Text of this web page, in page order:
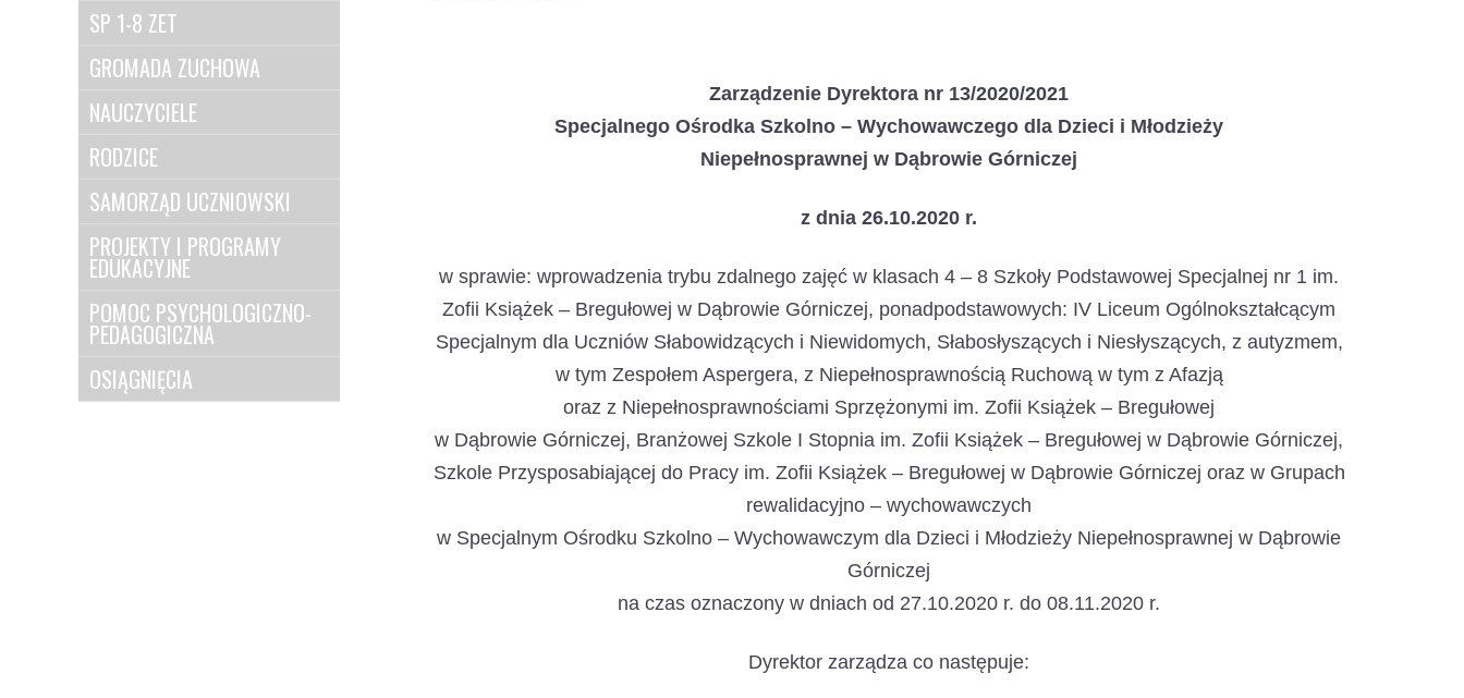
SP 1-8 ZET
GROMADA ZUCHOWA
NAUCZYCIELE
RODZICE
SAMORZĄD UCZNIOWSKI
PROJEKTY I PROGRAMY
EDUKACYJNE
POMOC PSYCHOLOGICZNO-
PEDAGOGICZNA
OSIĄGNIĘCIA
Zarządzenie Dyrektora nr 13/2020/2021
Specjalnego Ośrodka Szkolno – Wychowawczego dla Dzieci i Młodzieży
Niepełnosprawnej w Dąbrowie Górniczej
z dnia 26.10.2020 r.
w sprawie: wprowadzenia trybu zdalnego zajęć w klasach 4 – 8 Szkoły Podstawowej Specjalnej nr 1 im.
Zofii Książek – Bregułowej w Dąbrowie Górniczej, ponadpodstawowych: IV Liceum Ogólnokształcącym
Specjalnym dla Uczniów Słabowidzących i Niewidomych, Słabosłyszących i Niesłyszących, z autyzmem,
w tym Zespołem Aspergera, z Niepełnosprawnością Ruchową w tym z Afazją
oraz z Niepełnosprawnościami Sprzężonymi im. Zofii Książek – Bregułowej
w Dąbrowie Górniczej, Branżowej Szkole I Stopnia im. Zofii Książek – Bregułowej w Dąbrowie Górniczej,
Szkole Przysposabiającej do Pracy im. Zofii Książek – Bregułowej w Dąbrowie Górniczej oraz w Grupach
rewalidacyjno – wychowawczych
w Specjalnym Ośrodku Szkolno – Wychowawczym dla Dzieci i Młodzieży Niepełnosprawnej w Dąbrowie
Górniczej
na czas oznaczony w dniach od 27.10.2020 r. do 08.11.2020 r.
Dyrektor zarządza co następuje: